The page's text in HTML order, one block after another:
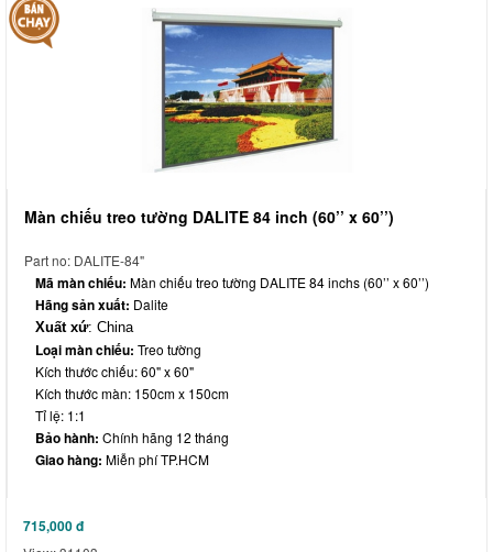
Màn chiếu treo tường DALITE 84 inch (60’’ x 60’’)
Part no: DALITE-84"
Mã màn chiếu: Màn chiếu treo tường DALITE 84 inchs (60’’ x 60’’)
Hãng sản xuất: Dalite
Xuất xứ: China
Loại màn chiếu: Treo tường
Kích thước chiếu: 60" x 60"
Kích thước màn: 150cm x 150cm
Tỉ lệ: 1:1
Bảo hành: Chính hãng 12 tháng
Giao hàng: Miễn phí TP.HCM
715,000đ